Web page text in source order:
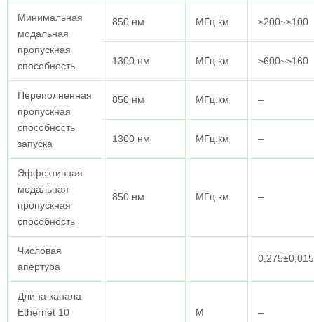
Минимальная
модальная
пропускная
способность
850 нм МГц.км ≥200~≥100
1300 нм МГц.км ≥600~≥160
Переполненная
пропускная
способность
запуска
850 нм МГц.км –
1300 нм МГц.км –
Эффективная
модальная
пропускная
способность
850 нм МГц.км –
Числовая
апертура
0,275±0,015
Длина канала
Ethernet 10
M –